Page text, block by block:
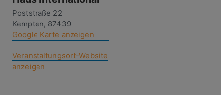
Poststraße 22
Kempten, 87439
Google Karte anzeigen
Veranstaltungsort-Website
anzeigen